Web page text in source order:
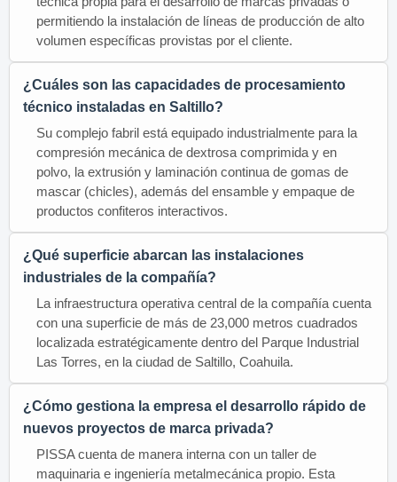
permitiendo la instalación de líneas de producción de alto
volumen específicas provistas por el cliente.
¿Cuáles son las capacidades de procesamiento
técnico instaladas en Saltillo?
Su complejo fabril está equipado industrialmente para la
compresión mecánica de dextrosa comprimida y en
polvo, la extrusión y laminación continua de gomas de
mascar (chicles), además del ensamble y empaque de
productos confiteros interactivos.
¿Qué superficie abarcan las instalaciones
industriales de la compañía?
La infraestructura operativa central de la compañía cuenta
con una superficie de más de 23,000 metros cuadrados
localizada estratégicamente dentro del Parque Industrial
Las Torres, en la ciudad de Saltillo, Coahuila.
¿Cómo gestiona la empresa el desarrollo rápido de
nuevos proyectos de marca privada?
PISSA cuenta de manera interna con un taller de
maquinaria e ingeniería metalmecánica propio. Esta